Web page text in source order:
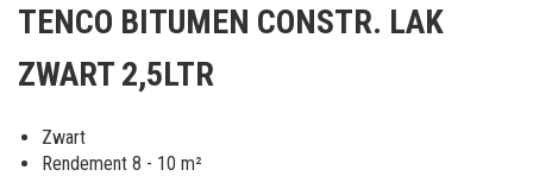
van
afbeeldingen-
gallerij
TENCO BITUMEN CONSTR. LAK
ZWART 2,5LTR
Zwart
Rendement 8 - 10 m²